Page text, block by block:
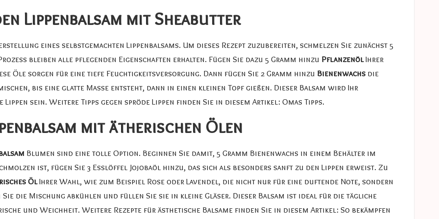
Lippenbalsam mit Sheabutter
eines selbstgemachten Lippenbalsams. Um dieses Rezept zuzubereiten, schmelzen Sie zunächst 5
bleiben alle pflegenden Eigenschaften erhalten. Fügen Sie dazu 5 Gramm hinzu PflanzenölIhrer
Öle sorgen für eine tiefe Feuchtigkeitsversorgung. Dann fügen Sie 2 Gramm hinzu Bienenwachs die
bis eine glatte Masse entsteht, dann in einen kleinen Topf gießen. Dieser Balsam wird Ihr
sein. Weitere Tipps gegen spröde Lippen finden Sie in diesem Artikel: Omas Tipps.
mit ätherischen Ölen
Blumen sind eine tolle Option. Beginnen Sie damit, 5 Gramm Bienenwachs in einem Behälter im
ist, fügen Sie 3 Esslöffel Jojobaöl hinzu, das sich als besonders sanft zu den Lippen erweist. Zu
ÖlIhrer Wahl, wie zum Beispiel Rose oder Lavendel, die nicht nur für eine duftende Note, sondern
Sie die Mischung abkühlen und füllen Sie sie in kleine Gläser. Dieser Balsam ist ideal für die tägliche
und Weichheit. Weitere Rezepte für ästhetische Balsame finden Sie in diesem Artikel: So bekämpfen